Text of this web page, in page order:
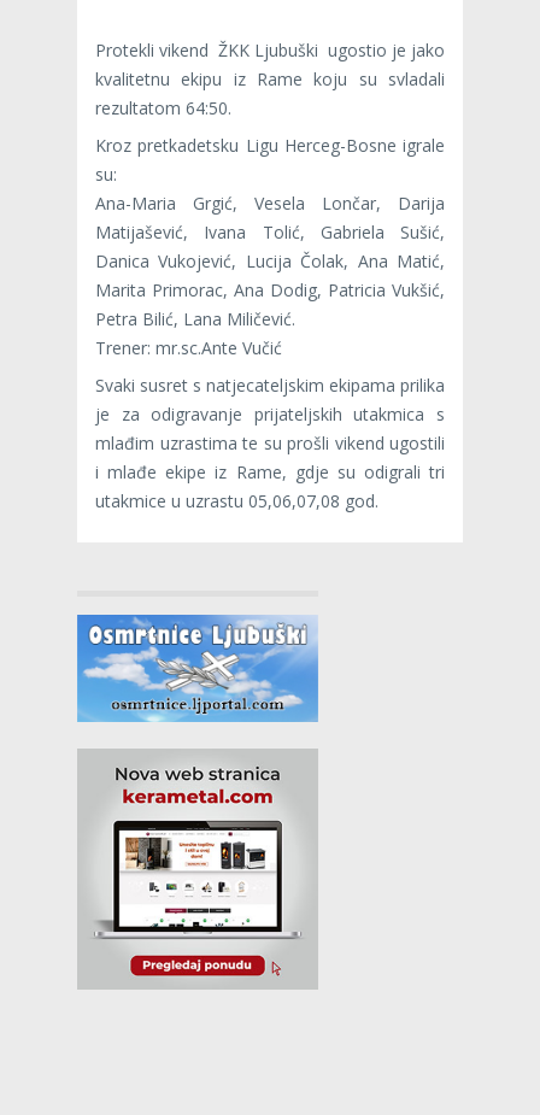
Protekli vikend ŽKK Ljubuški ugostio je jako
kvalitetnu ekipu iz Rame koju su svladali
rezultatom 64:50.
Kroz pretkadetsku Ligu Herceg-Bosne igrale
su:
Ana-Maria Grgić, Vesela Lončar, Darija
Matijašević, Ivana Tolić, Gabriela Sušić,
Danica Vukojević, Lucija Čolak, Ana Matić,
Marita Primorac, Ana Dodig, Patricia Vukšić,
Petra Bilić, Lana Miličević.
Trener: mr.sc.Ante Vučić
Svaki susret s natjecateljskim ekipama prilika
je za odigravanje prijateljskih utakmica s
mlađim uzrastima te su prošli vikend ugostili
i mlađe ekipe iz Rame, gdje su odigrali tri
utakmice u uzrastu 05,06,07,08 god.